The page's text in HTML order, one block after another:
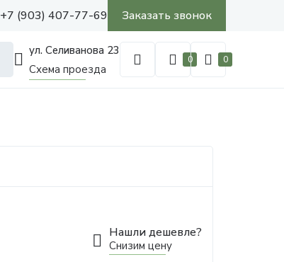
+7 (903) 407-77-69 Заказать звонок
ул. Селиванова 23
Схема проезда
0 0
Нашли дешевле?
Снизим цену